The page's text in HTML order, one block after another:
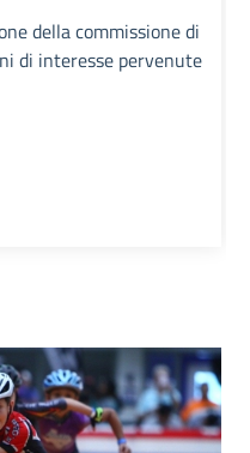
della commissione di
di interesse pervenute